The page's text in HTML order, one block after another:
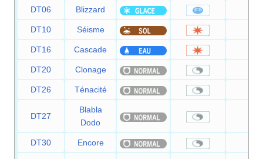
DT06 Blizzard
DT10 Séisme
DT16 Cascade
DT20 Clonage
DT26 Ténacité
DT27
Blabla
Dodo
DT30 Encore